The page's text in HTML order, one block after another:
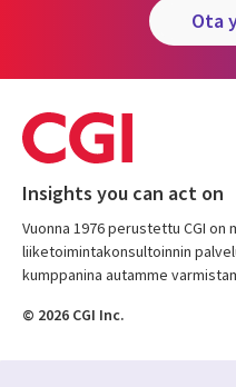
Insights you can act on
Vuonna 1976 perustettu CGI on
liiketoimintakonsultoinnin
kumppanina autamme
© 2026 CGI Inc.